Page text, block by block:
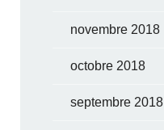
novembre 2018
octobre 2018
septembre 2018